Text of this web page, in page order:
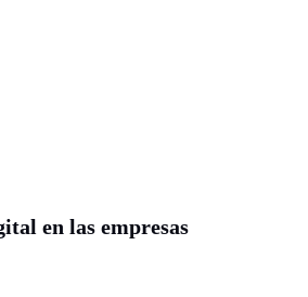
en las empresas